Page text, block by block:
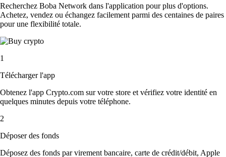
Recherchez Boba Network dans l'application pour plus d'options.
Achetez, vendez ou échangez facilement parmi des centaines de paires
pour une flexibilité totale.
1
Télécharger l'app
Obtenez l'app Crypto.com sur votre store et vérifiez votre identité en
quelques minutes depuis votre téléphone.
2
Déposer des fonds
Déposez des fonds par virement bancaire, carte de crédit/débit, Apple